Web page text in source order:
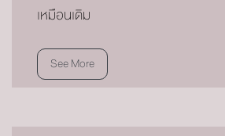
เหมือนเดิม
See More